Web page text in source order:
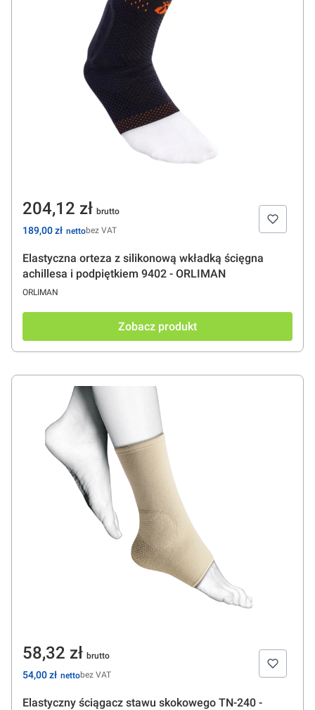
Elastyczna orteza z silikonową wkładką ścięgna
achillesa i podpiętkiem 9402 - ORLIMAN
PRODUCENT
ORLIMAN
Cena
204,12 zł
Cena
189,00 zł bez VAT
Zobacz produkt
Elastyczny ściągacz stawu skokowego TN-240 -
Cena
58,32 zł
Cena
54,00 zł bez VAT